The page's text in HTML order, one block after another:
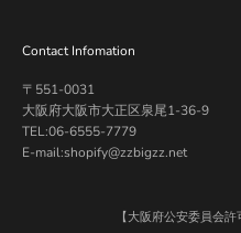
Contact Infomation
〒551-0031
大阪府大阪市大正区泉尾1-36-9
TEL:06-6555-7779
E-mail:shopify@zzbigzz.net
【大阪府公安委員会